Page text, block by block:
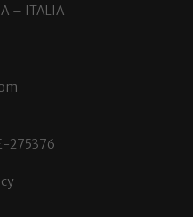
– ITALIA
275376